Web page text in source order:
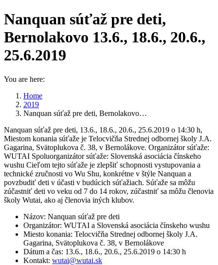
Nanquan súťaž pre deti,
Bernolakovo 13.6., 18.6., 20.6.,
25.6.2019
You are here:
Home
2019
Nanquan súťaž pre deti, Bernolakovo…
Nanquan súťaž pre deti, 13.6., 18.6., 20.6., 25.6.2019 o 14:30 h,
Miestom konania súťaže je Telocvičňa Strednej odbornej školy J.A.
Gagarina, Svätoplukova č. 38, v Bernolákove. Organizátor súťaže:
WUTAI Spoluorganizátor súťaže: Slovenská asociácia čínskeho
wushu Cieľom tejto súťaže je zlepšiť schopnosti vystupovania a
technické zručnosti vo Wu Shu, konkrétne v štýle Nanquan a
povzbudiť deti v účasti v budúcich súťažiach. Súťaže sa môžu
zúčastniť deti vo veku od 7 do 14 rokov, zúčastniť sa môžu členovia
školy Wutai, ako aj členovia iných klubov.
Názov: Nanquan súťaž pre deti
Organizátor: WUTAI a Slovenská asociácia čínskeho wushu
Miesto konania: Telocvičňa Strednej odbornej školy J.A.
Gagarina, Svätoplukova č. 38, v Bernolákove
Dátum a čas: 13.6., 18.6., 20.6., 25.6.2019 o 14:30 h
Kontakt: wutai@wutai.sk